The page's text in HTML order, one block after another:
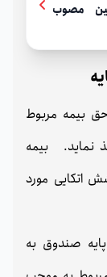
مصوب
بیمه مربوط
نماید. بیمه
اتکایی مورد
پایه صندوق به